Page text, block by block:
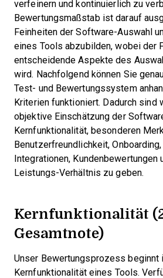
verfeinern und kontinuierlich zu
Bewertungsmaßstab ist darauf
Feinheiten der Software-Auswahl
eines Tools abzubilden, wobei der
entscheidende Aspekte des
wird. Nachfolgend können Sie
Test- und Bewertungssystem
Kriterien funktioniert. Dadurch sind
objektive Einschätzung der
Kernfunktionalität, besonderen
Benutzerfreundlichkeit,
Integrationen, Kundenbewertungen
Leistungs-Verhältnis zu geben.
Kernfunktionalität
Gesamtnote)
Unser Bewertungsprozess beginnt
Kernfunktionalität eines Tools.